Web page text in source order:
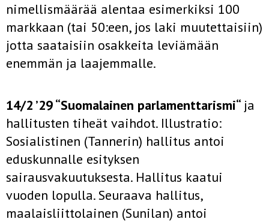
nimellismäärää alentaa esimerkiksi 100
markkaan (tai 50:een, jos laki muutettaisiin)
jotta saataisiin osakkeita leviämään
enemmän ja laajemmalle.
14/2 ’29 “Suomalainen parlamenttarismi“ ja
hallitusten tiheät vaihdot. Illustratio:
Sosialistinen (Tannerin) hallitus antoi
eduskunnalle esityksen
sairausvakuutuksesta. Hallitus kaatui
vuoden lopulla. Seuraava hallitus,
maalaisliittolainen (Sunilan) antoi